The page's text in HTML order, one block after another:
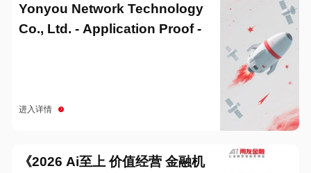
Yonyou Network Technology
Co., Ltd. - Application Proof -
进入详情
《2026 Ai至上 价值经营 金融机